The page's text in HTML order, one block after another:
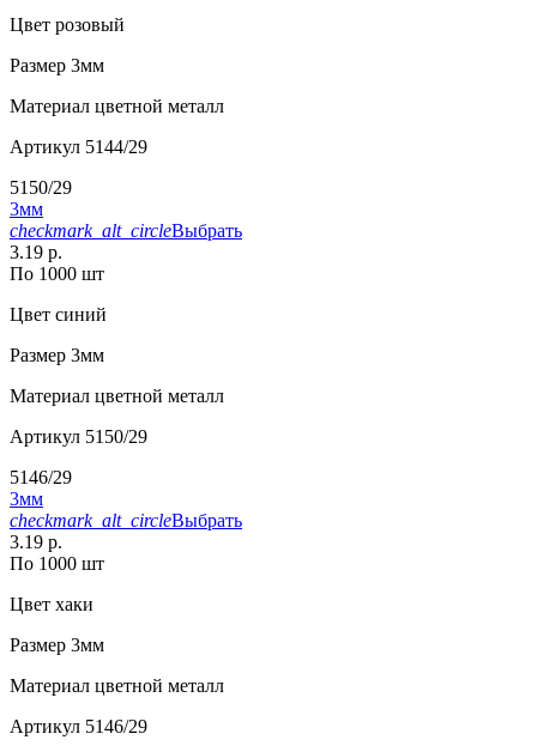
Цвет розовый
Размер 3мм
Материал цветной металл
Артикул 5144/29
5150/29
3мм
checkmark_alt_circleВыбрать
3.19 р.
По 1000 шт
Цвет синий
Размер 3мм
Материал цветной металл
Артикул 5150/29
5146/29
3мм
checkmark_alt_circleВыбрать
3.19 р.
По 1000 шт
Цвет хаки
Размер 3мм
Материал цветной металл
Артикул 5146/29